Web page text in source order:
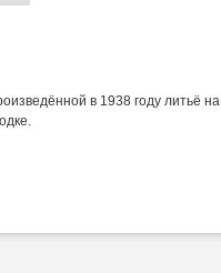
в 1938 году литьё на